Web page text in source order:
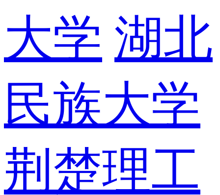
大学 湖北
民族大学
荆楚理工